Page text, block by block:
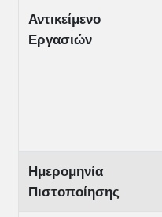
Αντικείμενο
Εργασιών
Ημερομηνία
Πιστοποίησης